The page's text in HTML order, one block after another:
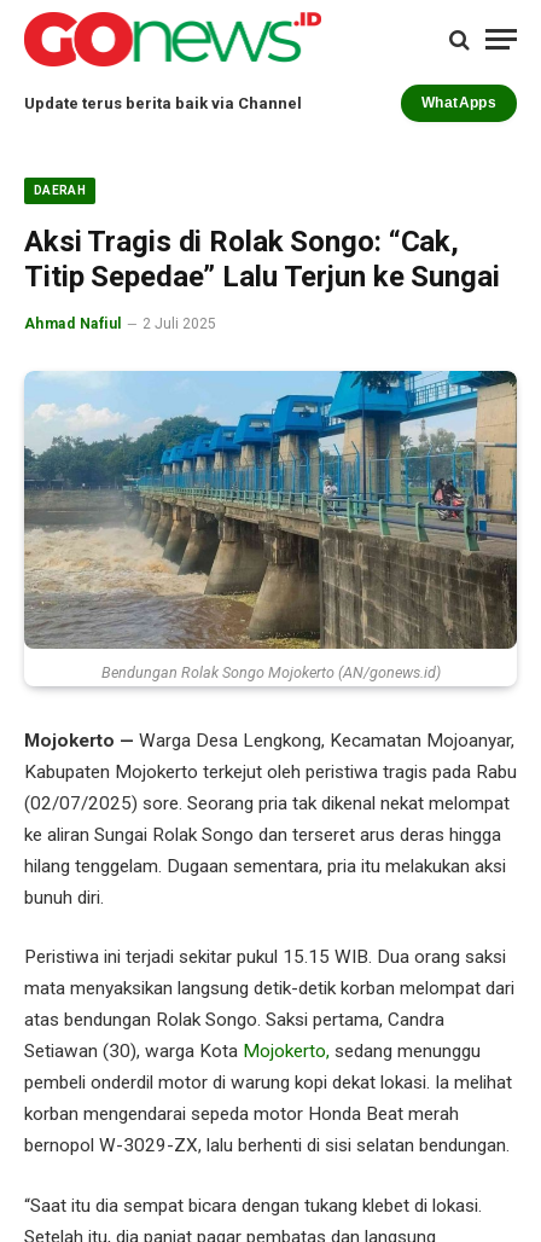
Update terus berita baik via Channel WhatApps
DAERAH
Aksi Tragis di Rolak Songo: “Cak,
Titip Sepedae” Lalu Terjun ke Sungai
Ahmad Nafiul 2 Juli 2025
Bendungan Rolak Songo Mojokerto (AN/gonews.id)
Mojokerto — Warga Desa Lengkong, Kecamatan Mojoanyar,
Kabupaten Mojokerto terkejut oleh peristiwa tragis pada Rabu
(02/07/2025) sore. Seorang pria tak dikenal nekat melompat
ke aliran Sungai Rolak Songo dan terseret arus deras hingga
hilang tenggelam. Dugaan sementara, pria itu melakukan aksi
bunuh diri.
Peristiwa ini terjadi sekitar pukul 15.15 WIB. Dua orang saksi
mata menyaksikan langsung detik-detik korban melompat dari
atas bendungan Rolak Songo. Saksi pertama, Candra
Setiawan (30), warga Kota Mojokerto, sedang menunggu
pembeli onderdil motor di warung kopi dekat lokasi. Ia melihat
korban mengendarai sepeda motor Honda Beat merah
bernopol W-3029-ZX, lalu berhenti di sisi selatan bendungan.
“Saat itu dia sempat bicara dengan tukang klebet di lokasi.
Setelah itu, dia panjat pagar pembatas dan langsung